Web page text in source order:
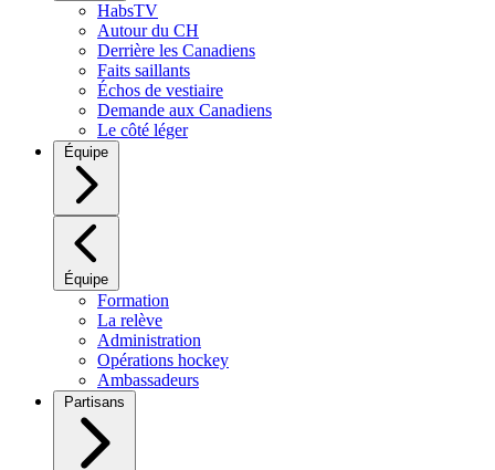
HabsTV
Autour du CH
Derrière les Canadiens
Faits saillants
Échos de vestiaire
Demande aux Canadiens
Le côté léger
Équipe
Équipe
Formation
La relève
Administration
Opérations hockey
Ambassadeurs
Partisans